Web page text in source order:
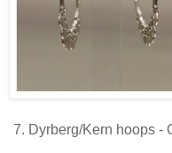
7. Dyrberg/Kern hoops -